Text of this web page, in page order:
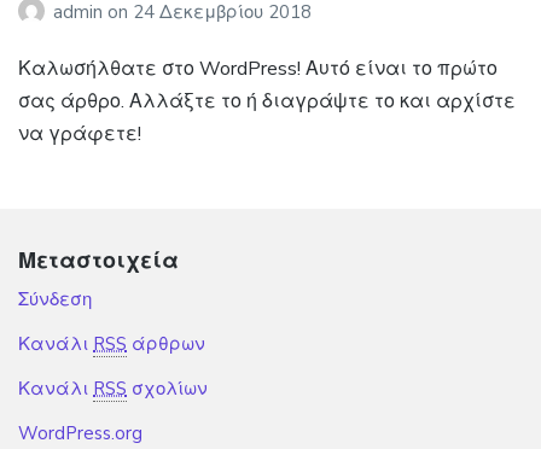
admin on 24 Δεκεμβρίου 2018
Καλωσήλθατε στο WordPress! Αυτό είναι το πρώτο
σας άρθρο. Αλλάξτε το ή διαγράψτε το και αρχίστε
να γράφετε!
Μεταστοιχεία
Σύνδεση
Κανάλι RSS άρθρων
Κανάλι RSS σχολίων
WordPress.org